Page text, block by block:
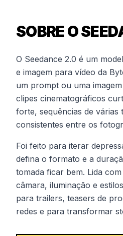
SOBRE O
O Seedance 2.0 é um
e imagem para vídeo da
um prompt ou uma
clipes cinematográficos
forte, sequências de várias
consistentes entre os
Foi feito para iterar
defina o formato e a
tomada ficar bem. Lida
câmara, iluminação e
para trailers, teasers de
redes e para transformar